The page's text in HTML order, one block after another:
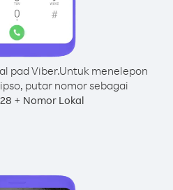
pad Viber.Untuk menelepon
putar nomor sebagai
+ Nomor Lokal